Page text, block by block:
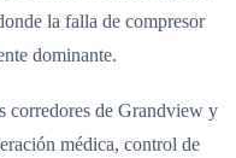
la falla de compresor
dominante.
corredores de Grandview y
médica, control de